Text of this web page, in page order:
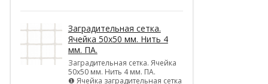
Заградительная сетка.
Ячейка 50х50 мм. Нить 4
мм. ПА.
Заградительная сетка. Ячейка
50х50 мм. Нить 4 мм. ПА.
❶ Ячейка заградительная сетка